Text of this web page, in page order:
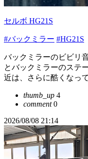
セルボ HG21S
#バックミラー #HG21S
バックミラーのビビリ
とバックミラーのステ
近は、さらに酷くなっ
thumb_up 4
comment0
2026/08/08 21:14